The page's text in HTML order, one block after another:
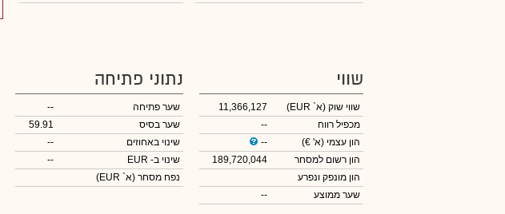
שווי
שווי שוק (א` EUR)
11,366,127
מכפיל רווח
--
הון עצמי (א' €)
--
הון רשום למסחר
189,720,044
הון מונפק ונפרע
שער ממוצע
--
נתוני פתיחה
שער פתיחה
--
שער בסיס
59.91
שינוי באחוזים
--
שינוי ב- EUR
--
נפח מסחר (א` EUR)